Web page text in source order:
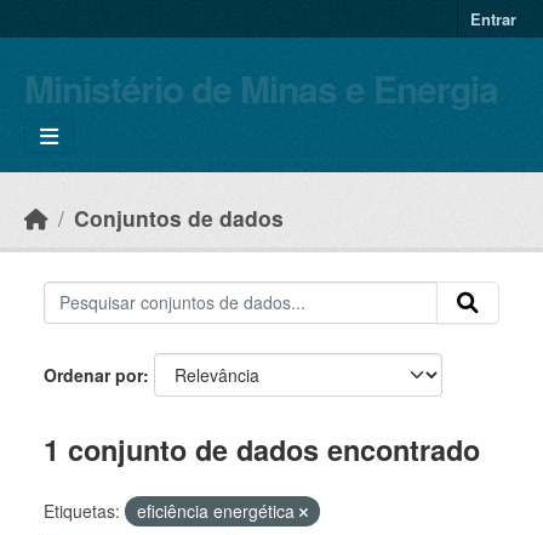
Entrar
Ministério de Minas e Energia
Conjuntos de dados
Ordenar por
1 conjunto de dados encontrado
Etiquetas:
eficiência energética